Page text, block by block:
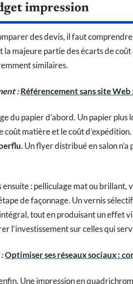
impression
des devis, il faut
la majeure partie des écarts de
similaires.
:Référencement sans site
du papier d’abord. Un papier
coût matière et le coût d’expédition.
. Un flyer distribué en salon
ensuite : pelliculage mat ou
de façonnage. Un vernis
tout en produisant un effet
l’investissement sur celles qui
Optimiser ses réseaux sociaux :
Une impression en